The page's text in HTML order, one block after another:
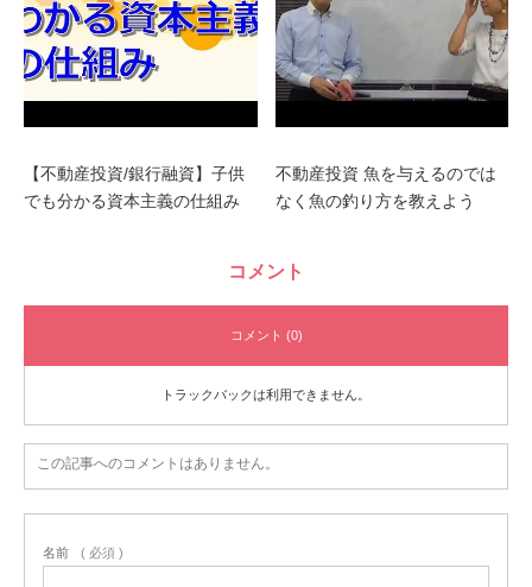
【不動産投資/銀行融資】子供
でも分かる資本主義の仕組み
不動産投資 魚を与えるのでは
なく魚の釣り方を教えよう
コメント
コメント (0)
トラックバックは利用できません。
この記事へのコメントはありません。
名前 ( 必須 )